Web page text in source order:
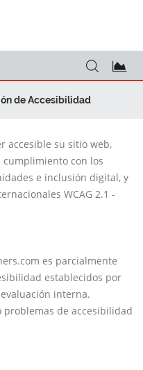
de Accesibilidad
accesible su sitio web,
con los
e inclusión digital, y
WCAG 2.1 -
es parcialmente
establecidos por
interna.
de accesibilidad